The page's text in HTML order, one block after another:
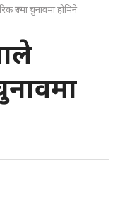
रूपमा चुनावमा होमिने